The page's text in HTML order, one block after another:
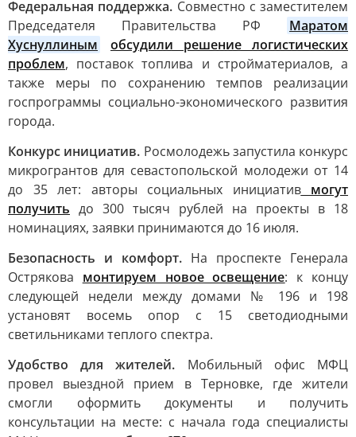
Федеральная поддержка. Совместно с заместителем
Председателя Правительства РФ
Маратом
Хуснуллиным
обсудили решение логистических
проблем, поставок топлива и стройматериалов, а
также меры по сохранению темпов реализации
госпрограммы социально-экономического развития
города.
Конкурс инициатив. Росмолодежь запустила конкурс
микрогрантов для севастопольской молодежи от 14
до 35 лет: авторы социальных инициативмогут
получить до 300 тысяч рублей на проекты в 18
номинациях, заявки принимаются до 16 июля.
Безопасность и комфорт. На проспекте Генерала
Острякова монтируем новое освещение: к концу
следующей недели между домами № 196 и 198
установят восемь опор с 15 светодиодными
светильниками теплого спектра.
Удобство для жителей. Мобильный офис МФЦ
провел выездной прием в Терновке, где жители
смогли оформить документы и получить
консультации на месте: с начала года специалисты